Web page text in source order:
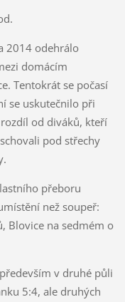
2014 odehrálo
domácím
Tentokrát se počasí
se uskutečnilo při
od diváků, kteří
pod střechy
přeboru
než soupeř:
Blovice na sedmém o
v druhé půli
5:4, ale druhých